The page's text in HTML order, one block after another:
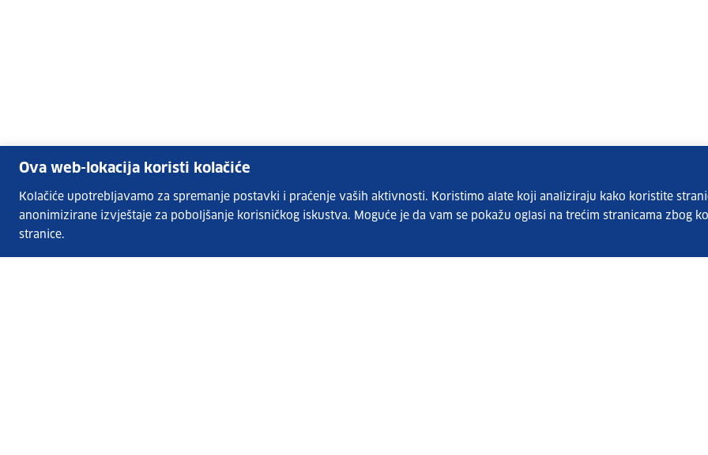
Ova web-lokacija koristi kolačiće
Kolačiće upotrebljavamo za spremanje postavki i praćenje vaših aktivnosti. Koristimo alate koji analiziraju kako koristite
anonimizirane izvještaje za poboljšanje korisničkog iskustva. Moguće je da vam se pokažu oglasi na trećim stranicama zbog
stranice.